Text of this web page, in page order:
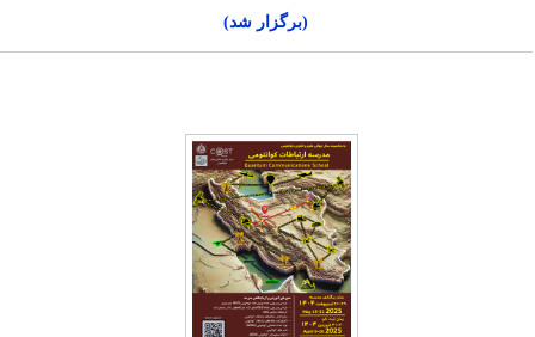
(برگزار شد)